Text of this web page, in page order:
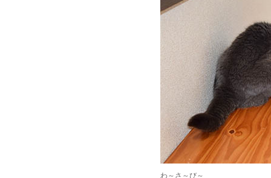
わ～さ～び～